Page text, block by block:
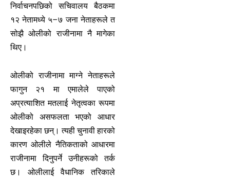
निर्वाचनपछिको सचिवालय बैठकमा
१२ नेतामध्ये ५–७ जना नेताहरूले त
सोझै ओलीको राजीनामा नै मागेका
थिए।
ओलीको राजीनामा माग्ने नेताहरूले
फागुन २१ मा एमालेले पाएको
अप्रत्याशित मतलाई नेतृत्वका रूपमा
ओलीको असफलता भएको आधार
देखाइरहेका छन्। त्यही चुनावी हारको
कारण ओलीले नैतिकताको आधारमा
राजीनामा दिनुपर्ने उनीहरूको तर्क
छ। ओलीलाई वैधानिक तरिकाले